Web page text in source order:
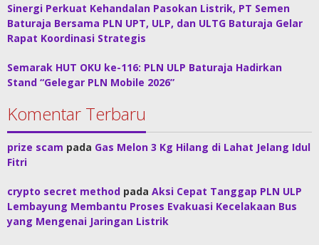
Sinergi Perkuat Kehandalan Pasokan Listrik, PT Semen
Baturaja Bersama PLN UPT, ULP, dan ULTG Baturaja Gelar
Rapat Koordinasi Strategis
Semarak HUT OKU ke-116: PLN ULP Baturaja Hadirkan
Stand “Gelegar PLN Mobile 2026”
Komentar Terbaru
prize scam pada Gas Melon 3 Kg Hilang di Lahat Jelang Idul
Fitri
crypto secret method pada Aksi Cepat Tanggap PLN ULP
Lembayung Membantu Proses Evakuasi Kecelakaan Bus
yang Mengenai Jaringan Listrik